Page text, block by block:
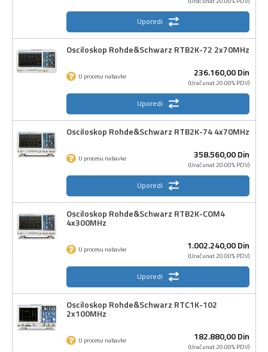
Uporedi
Osciloskop Rohde&Schwarz RTB2K-72 2x70MHz
236.160,00Din
(Uračunat 20.00% PDV)
U procesu nabavke
Uporedi
Osciloskop Rohde&Schwarz RTB2K-74 4x70MHz
358.560,00Din
(Uračunat 20.00% PDV)
U procesu nabavke
Uporedi
Osciloskop Rohde&Schwarz RTB2K-COM4
4x300MHz
1.002.240,00Din
(Uračunat 20.00% PDV)
U procesu nabavke
Uporedi
Osciloskop Rohde&Schwarz RTC1K-102
2x100MHz
182.880,00Din
(Uračunat 20.00% PDV)
U procesu nabavke